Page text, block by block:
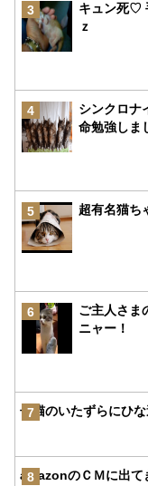
3
キュン死♡
ｚ
4
シンクロナ
命勉強しま
5 超有名猫ち
6
ご主人さま
ニャー！
7
子猫のいたずらにひ
8
amazonのＣＭに出